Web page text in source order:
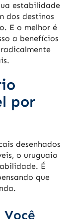
estabilidade
dos destinos
E o melhor é
a benefícios
por
desenhados
o uruguaio
É
que
Você